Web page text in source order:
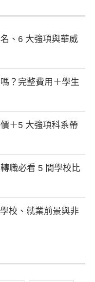
、6 大強項與華威
？完整費用＋學生
＋5 大強項科系帶
職必看 5 間學校比
校、就業前景與非